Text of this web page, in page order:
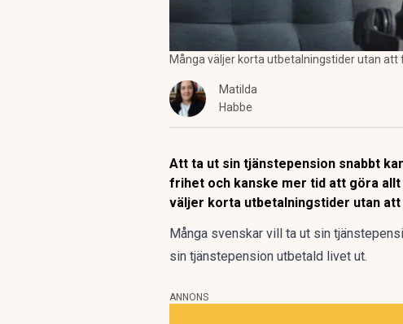
Många väljer korta utbetalningstider utan
Matilda
Habbe
Att ta ut sin tjänstepension snabbt
frihet och kanske mer tid att göra allt
väljer korta utbetalningstider utan
Många svenskar vill ta ut sin
sin tjänstepension utbetald livet ut.
ANNONS